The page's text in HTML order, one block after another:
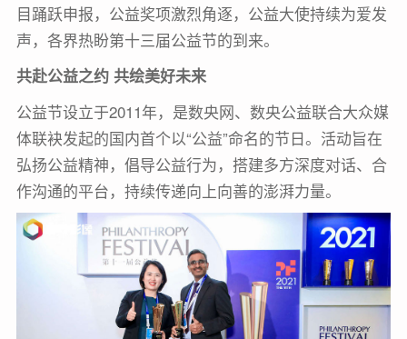
目踊跃申报，公益奖项激烈角逐，公益大使持续为爱发
声，各界热盼第十三届公益节的到来。
共赴公益之约 共绘美好未来
公益节设立于2011年，是数央网、数央公益联合大众媒
体联袂发起的国内首个以“公益”命名的节日。活动旨在
弘扬公益精神，倡导公益行为，搭建多方深度对话、合
作沟通的平台，持续传递向上向善的澎湃力量。